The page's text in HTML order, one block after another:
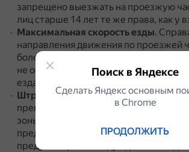
запрещено выезжать на проезжую
лиц старше 14 лет те же права, как у
Максимальная скорость езды.
направления движения по проезжей
более 60 км в час, если на
не обозначено иное.По пешеходной
езда со скоростью не выше 25 км в час.
Штрафы.За управление
превышением допустимой скорости
зоны, запрещённые для движения
предусмотрен штраф 800 рублей.
предусмотрен за езду вдвоём на
Поиск в Яндексе
Сделать Яндекс основным
в Сhrome
ПРОДОЛЖИТЬ